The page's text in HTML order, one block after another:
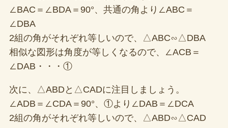
∠BAC＝∠BDA＝90°、共通の角より∠ABC＝
∠DBA
2組の角がそれぞれ等しいので、△ABC∽△DBA
相似な図形は角度が等しくなるので、∠ACB＝
∠DAB・・・①
次に、△ABDと△CADに注目しましょう。
∠ADB＝∠CDA＝90°、①より∠DAB＝∠DCA
2組の角がそれぞれ等しいので、△ABD∽△CAD